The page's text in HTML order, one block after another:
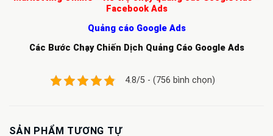
Facebook Ads
Quảng cáo Google Ads
Các Bước Chạy Chiến Dịch Quảng Cáo Google Ads
4.8/5 - (756 bình chọn)
SẢN PHẨM TƯƠNG TỰ